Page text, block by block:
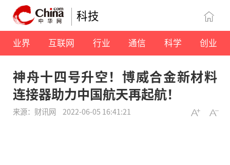
科技
业界 互联网 行业 通信 科学 创业
神舟十四号升空！博威合金新材料
连接器助力中国航天再起航！
来源：财讯网 2022-06-05 16:41:21